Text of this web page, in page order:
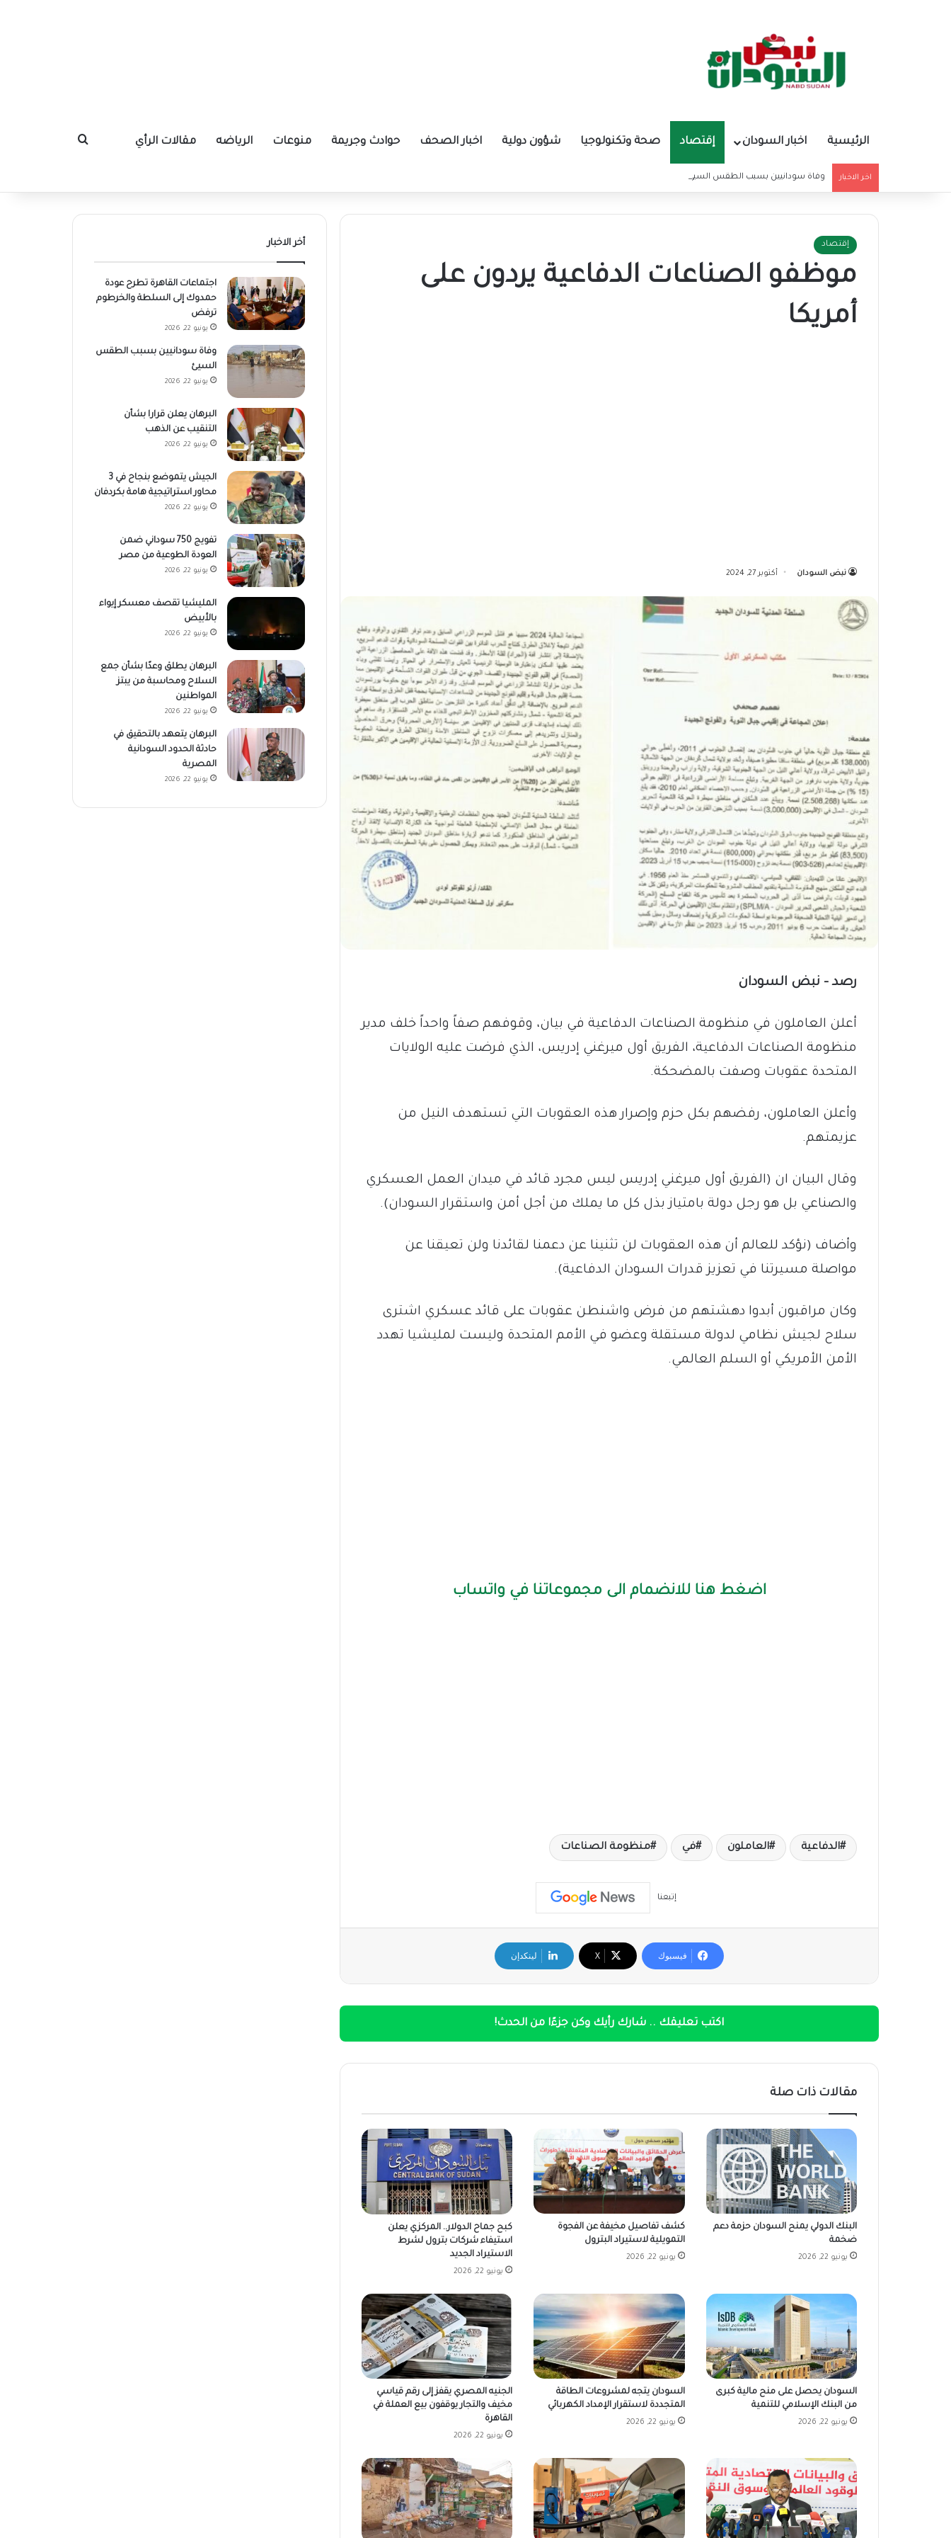
الرئيسية اخبار السودان إقتصاد صحة وتكنولوجيا شؤون دولية اخبار الصحف حوادث وجريمة منوعات الرياضه مقالات الرأي بحث عن
اخر الاخبار وفاة سودانيين بسبب الطقس السيئ
إقتصاد
موظفو الصناعات الدفاعية يردون على
أمريكا
نبض السودان أكتوبر 27, 2024
رصد – نبض السودان
أعلن العاملون في منظومة الصناعات الدفاعية في بيان، وقوفهم صفاً واحداً خلف مدير
منظومة الصناعات الدفاعية، الفريق أول ميرغني إدريس، الذي فرضت عليه الولايات
المتحدة عقوبات وصفت بالمضحكة.
وأعلن العاملون، رفضهم بكل حزم وإصرار هذه العقوبات التي تستهدف النيل من
عزيمتهم.
وقال البيان ان (الفريق أول ميرغني إدريس ليس مجرد قائد في ميدان العمل العسكري
والصناعي بل هو رجل دولة بامتياز بذل كل ما يملك من أجل أمن واستقرار السودان).
وأضاف (نؤكد للعالم أن هذه العقوبات لن تثنينا عن دعمنا لقائدنا ولن تعيقنا عن
مواصلة مسيرتنا في تعزيز قدرات السودان الدفاعية).
وكان مراقبون أبدوا دهشتهم من فرض واشنطن عقوبات على قائد عسكري اشترى
سلاح لجيش نظامي لدولة مستقلة وعضو في الأمم المتحدة وليست لمليشيا تهدد
الأمن الأمريكي أو السلم العالمي.
اضغط هنا للانضمام الى مجموعاتنا في واتساب
الدفاعية العاملون في منظومة الصناعات
إتبعنا
فيسبوك ‫X لينكدإن
اكتب تعليقك .. شارك رأيك وكن جزءًا من الحدث!
مقالات ذات صلة
البنك الدولي يمنح السودان حزمة دعم
ضخمة
يونيو 22, 2026
كشف تفاصيل مخيفة عن الفجوة
التمويلية لاستيراد البترول
يونيو 22, 2026
كبح جماح الدولار.. المركزي يعلن
استيفاء شركات بترول لشرط
الاستيراد الجديد
يونيو 22, 2026
السودان يحصل على منح مالية كبرى
من البنك الإسلامي للتنمية
يونيو 22, 2026
السودان يتجه لمشروعات الطاقة
المتجددة لاستقرار الإمداد الكهربائي
يونيو 22, 2026
الجنيه المصري يقفز إلى رقم قياسي
مخيف والتجار يوقفون بيع العملة في
القاهرة
يونيو 22, 2026
أخر الاخبار
اجتماعات القاهرة تطرح عودة
حمدوك إلى السلطة والخرطوم
ترفض
يونيو 22, 2026
وفاة سودانيين بسبب الطقس
السيئ
يونيو 22, 2026
البرهان يعلن قرارا بشأن
التنقيب عن الذهب
يونيو 22, 2026
الجيش يتموضع بنجاح في 3
محاور استراتيجية هامة بكردفان
يونيو 22, 2026
تفويج 750 سوداني ضمن
العودة الطوعية من مصر
يونيو 22, 2026
المليشيا تقصف معسكر إيواء
بالأبيض
يونيو 22, 2026
البرهان يطلق وعدًا بشأن جمع
السلاح ومحاسبة من يبتز
المواطنين
يونيو 22, 2026
البرهان يتعهد بالتحقيق في
حادثة الحدود السودانية
المصرية
يونيو 22, 2026